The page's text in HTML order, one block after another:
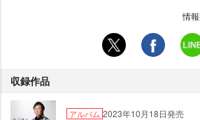
情
収録作品
アルバム 2023年10月18日発売